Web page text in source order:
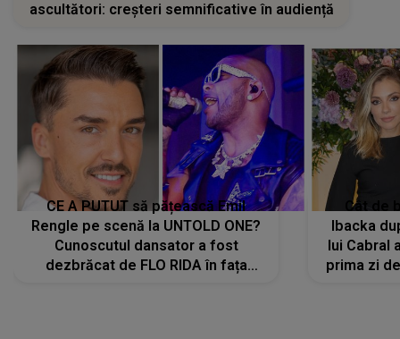
ascultători: creșteri semnificative în audiență
CE A PUTUT să pățească Emil
Rengle pe scenă la UNTOLD ONE?
Cunoscutul dansator a fost
dezbrăcat de FLO RIDA în fața
Cât de
Ibacka
lui Cabral
prima zi